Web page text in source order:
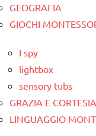
GEOGRAFIA
GIOCHI
I spy
lightbox
sensory tubs
GRAZIA E CORTESIA
LINGUAGGIO